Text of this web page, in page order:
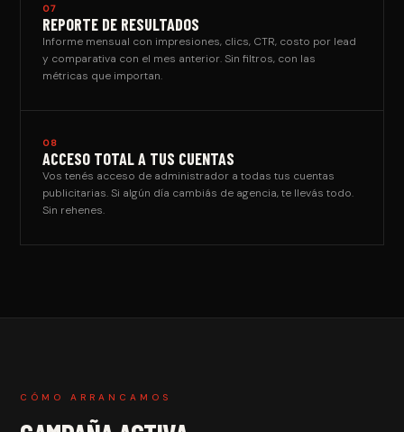
07
REPORTE DE RESULTADOS
Informe mensual con impresiones, clics, CTR, costo por lead
y comparativa con el mes anterior. Sin filtros, con las
métricas que importan.
08
ACCESO TOTAL A TUS CUENTAS
Vos tenés acceso de administrador a todas tus cuentas
publicitarias. Si algún día cambiás de agencia, te llevás todo.
Sin rehenes.
CÓMO ARRANCAMOS